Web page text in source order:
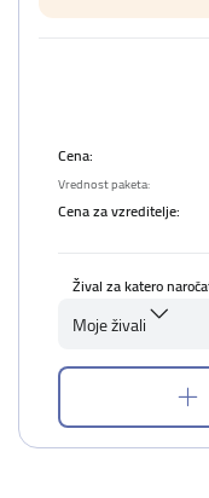
Cena:
Vrednost paketa:
Cena za vzreditelje:
Žival za katero
Moje živali